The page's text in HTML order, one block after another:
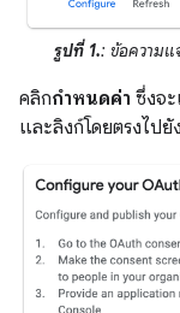
รูปที่ 1.: ข้อความ
คลิกกำหนดค่า ซึ่งจ
และลิงก์โดยตรงไป